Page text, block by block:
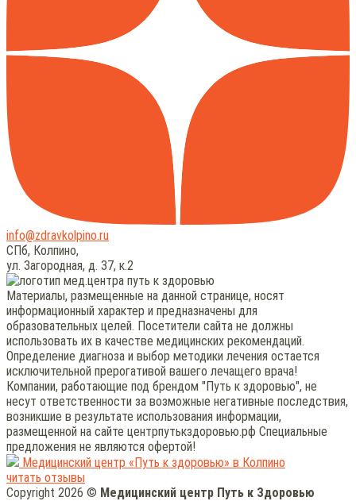
info@zdravkolpino.ru
СПб, Колпино,
ул. Загородная, д. 37, к.2
Материалы, размещенные на данной странице, носят
информационный характер и предназначены для
образовательных целей. Посетители сайта не должны
использовать их в качестве медицинских рекомендаций.
Определение диагноза и выбор методики лечения остается
исключительной прерогативой вашего лечащего врача!
Компании, работающие под брендом "Путь к здоровью", не
несут ответственности за возможные негативные последствия,
возникшие в результате использования информации,
размещенной на сайте центрпутькздоровью.рф Специальные
предложения не являются офертой!
Медицинский центр «Путь к здоровью» в Колпино
читать отзывы
Copyright 2026 © Медицинский центр Путь к Здоровью